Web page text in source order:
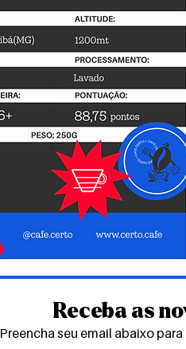
Receba as
Preencha seu email abaixo